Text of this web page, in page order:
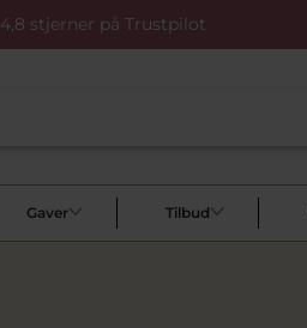
4,8 stjerner på Trustpilot
Gaver Tilbud